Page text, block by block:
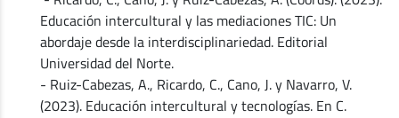
Educación intercultural y las mediaciones TIC: Un
abordaje desde la interdisciplinariedad. Editorial
Universidad del Norte.
- Ruiz-Cabezas, A., Ricardo, C., Cano, J. y Navarro, V.
(2023). Educación intercultural y tecnologías. En C.